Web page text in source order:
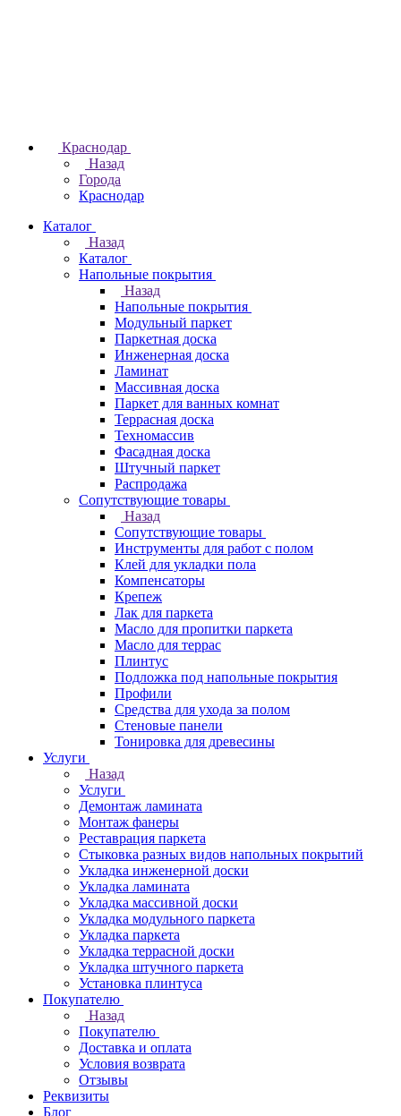
Краснодар
Назад
Города
Краснодар
Каталог
Назад
Каталог
Напольные покрытия
Назад
Напольные покрытия
Модульный паркет
Паркетная доска
Инженерная доска
Ламинат
Массивная доска
Паркет для ванных комнат
Террасная доска
Техномассив
Фасадная доска
Штучный паркет
Распродажа
Сопутствующие товары
Назад
Сопутствующие товары
Инструменты для работ с полом
Клей для укладки пола
Компенсаторы
Крепеж
Лак для паркета
Масло для пропитки паркета
Масло для террас
Плинтус
Подложка под напольные покрытия
Профили
Средства для ухода за полом
Стеновые панели
Тонировка для древесины
Услуги
Назад
Услуги
Демонтаж ламината
Монтаж фанеры
Реставрация паркета
Стыковка разных видов напольных покрытий
Укладка инженерной доски
Укладка ламината
Укладка массивной доски
Укладка модульного паркета
Укладка паркета
Укладка террасной доски
Укладка штучного паркета
Установка плинтуса
Покупателю
Назад
Покупателю
Доставка и оплата
Условия возврата
Отзывы
Реквизиты
Блог